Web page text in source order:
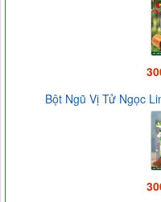
Bột Ngũ Vị Tử Ngọc